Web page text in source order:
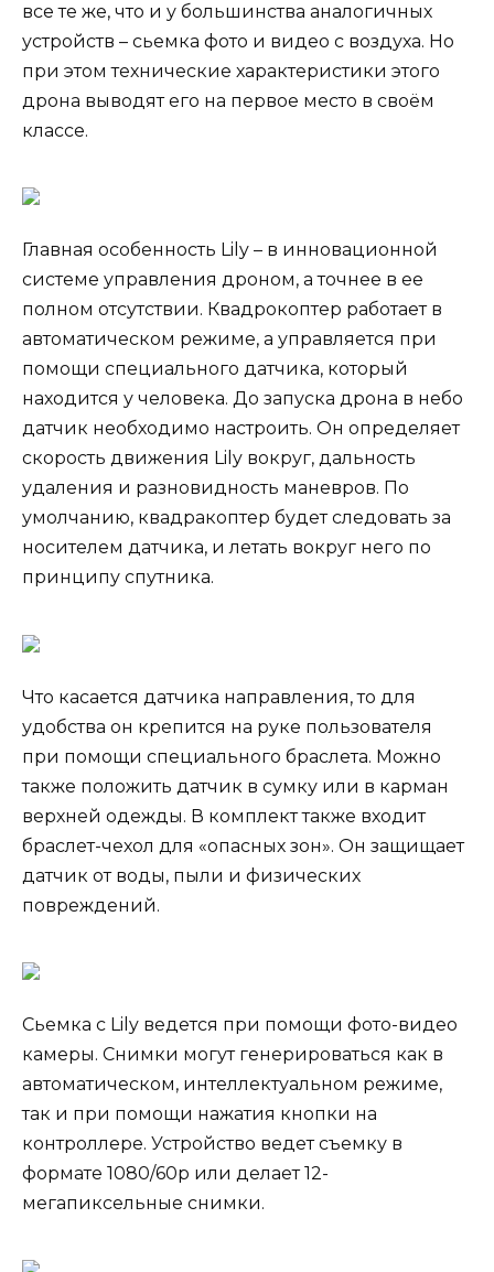
все те же, что и у большинства аналогичных
устройств – сьемка фото и видео с воздуха. Но
при этом технические характеристики этого
дрона выводят его на первое место в своём
классе.
Главная особенность Lily – в инновационной
системе управления дроном, а точнее в ее
полном отсутствии. Квадрокоптер работает в
автоматическом режиме, а управляется при
помощи специального датчика, который
находится у человека. До запуска дрона в небо
датчик необходимо настроить. Он определяет
скорость движения Lily вокруг, дальность
удаления и разновидность маневров. По
умолчанию, квадракоптер будет следовать за
носителем датчика, и летать вокруг него по
принципу спутника.
Что касается датчика направления, то для
удобства он крепится на руке пользователя
при помощи специального браслета. Можно
также положить датчик в сумку или в карман
верхней одежды. В комплект также входит
браслет-чехол для «опасных зон». Он защищает
датчик от воды, пыли и физических
повреждений.
Сьемка с Lily ведется при помощи фото-видео
камеры. Снимки могут генерироваться как в
автоматическом, интеллектуальном режиме,
так и при помощи нажатия кнопки на
контроллере. Устройство ведет съемку в
формате 1080/60p или делает 12-
мегапиксельные снимки.